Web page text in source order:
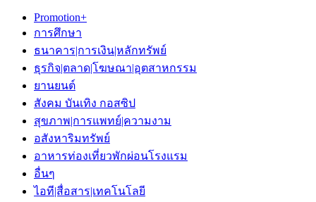
Promotion+
การศึกษา
ธนาคาร|การเงิน|หลักทรัพย์
ธุรกิจ|ตลาด|โฆษณา|อุตสาหกรรม
ยานยนต์
สังคม บันเทิง กอสซิป
สุขภาพ|การแพทย์|ความงาม
อสังหาริมทรัพย์
อาหารท่องเที่ยวพักผ่อนโรงแรม
อื่นๆ
ไอที|สื่อสาร|เทคโนโลยี